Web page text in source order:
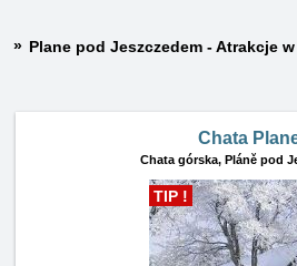
Plane pod Jeszczedem - Atrakcje
Chata
Chata górska, Pláně pod
TIP !